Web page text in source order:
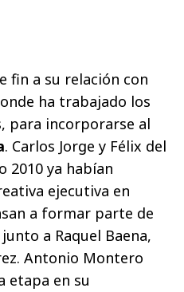
fin a su relación con
ha trabajado los
para incorporarse al
. Carlos Jorge y Félix del
2010 ya habían
ejecutiva en
a formar parte de
a Raquel Baena,
Antonio Montero
etapa en su